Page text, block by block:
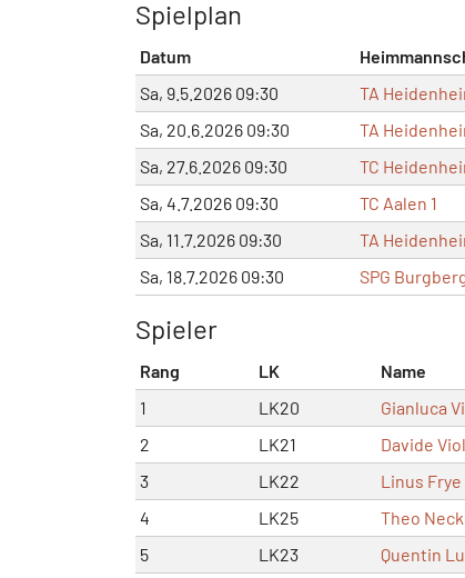
Spielplan
Datum
Sa, 9.5.2026 09:30
TA
Sa, 20.6.2026 09:30
TA
Sa, 27.6.2026 09:30
TC
Sa, 4.7.2026 09:30
TC Aalen 1
Sa, 11.7.2026 09:30
TA
Sa, 18.7.2026 09:30
SPG
Spieler
Rang LK Name
1
LK20 Gianluca
2
LK21 Davide
3
LK22 Linus Frye
4
LK25 Theo
5
LK23 Quentin